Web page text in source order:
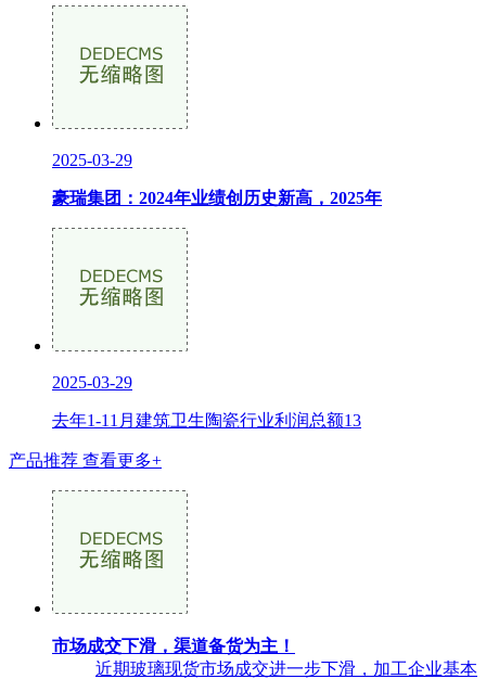
2025-03-29
豪瑞集团：2024年业绩创历史新高，2025年
2025-03-29
去年1-11月建筑卫生陶瓷行业利润总额13
产品推荐 查看更多+
市场成交下滑，渠道备货为主！
近期玻璃现货市场成交进一步下滑，加工企业基本